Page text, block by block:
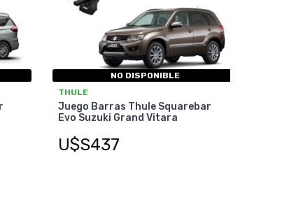
NO DISPONIBLE
THULE
Juego Barras Thule Squarebar
Evo Suzuki Grand Vitara
U$S437